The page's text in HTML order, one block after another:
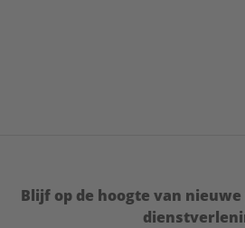
Blijf op de hoogte van